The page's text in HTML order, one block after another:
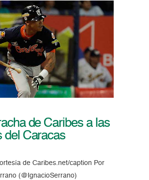
de Caribes a las
del Caracas
de Caribes.net/caption Por
(@IgnacioSerrano)